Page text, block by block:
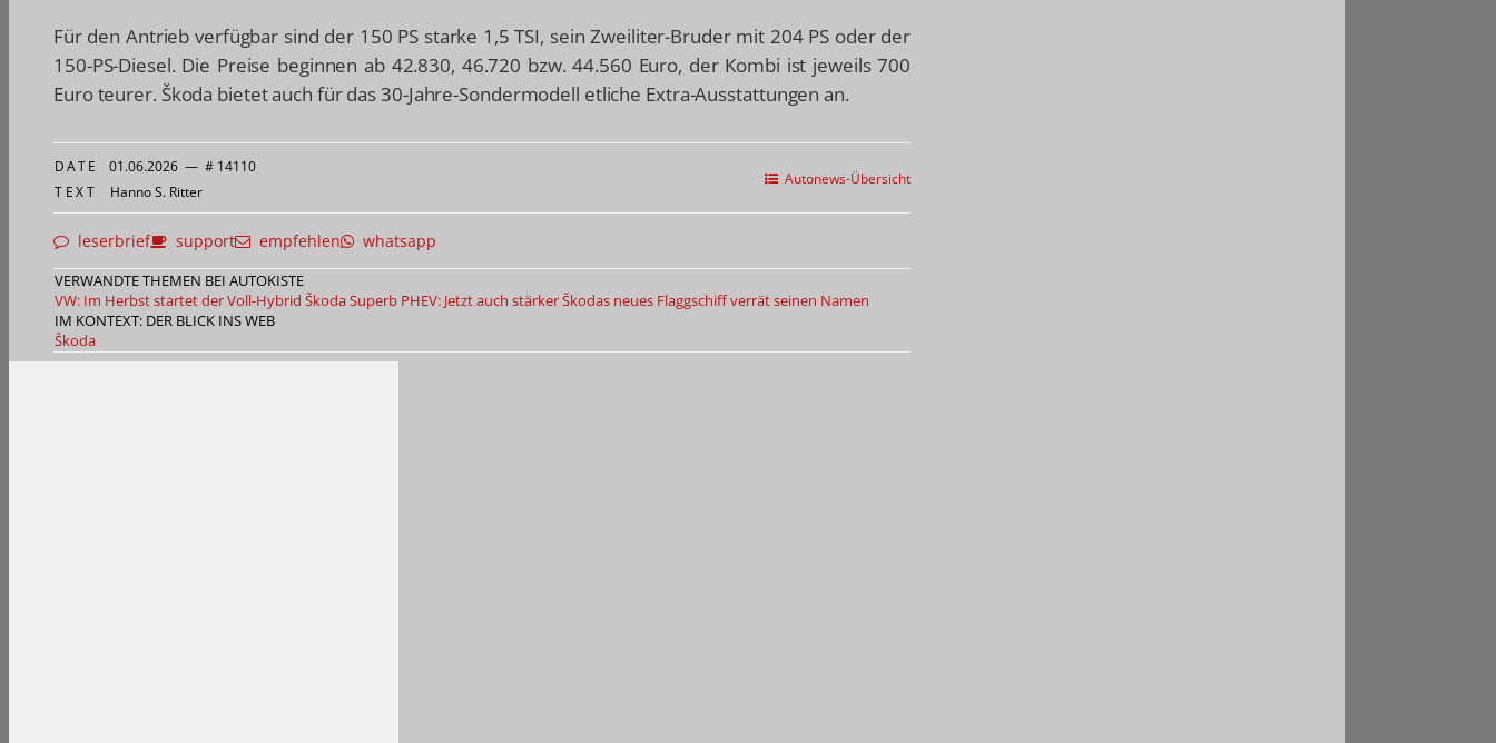
Für den Antrieb verfügbar sind der 150 PS starke 1,5 TSI, sein Zweiliter-Bruder mit 204 PS oder der
150-PS-Diesel. Die Preise beginnen ab 42.830, 46.720 bzw. 44.560 Euro, der Kombi ist jeweils 700
Euro teurer. Škoda bietet auch für das 30-Jahre-Sondermodell etliche Extra-Ausstattungen an.
Autonews-Übersicht
DATE 01.06.2026 — # 14110
TEXT Hanno S. Ritter
leserbrief support empfehlen whatsapp
VERWANDTE THEMEN BEI AUTOKISTE
VW: Im Herbst startet der Voll-Hybrid Škoda Superb PHEV: Jetzt auch stärkerŠkodas neues Flaggschiff verrät seinen Namen
IM KONTEXT: DER BLICK INS WEB
Škoda